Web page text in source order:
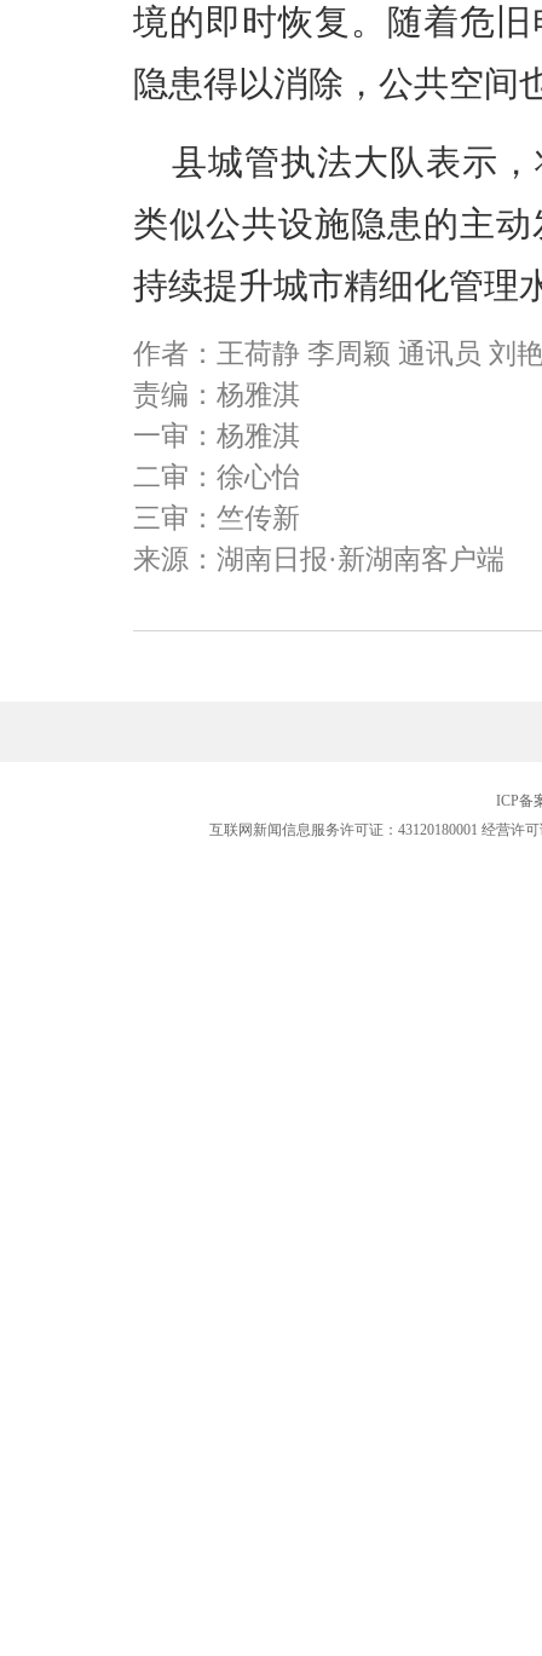
境的即时恢复。 随着危
隐患得以消除，公共空间
县城管执法大队表示
类似公共设施隐患的主
持续提升城市精细化管理
作者：王荷静 李周颖 通讯员 刘
责编：杨雅淇
一审：杨雅淇
二审：徐心怡
三审：竺传新
来源：湖南日报·新湖南客户端
ICP备
互联网新闻信息服务许可证：43120180001 经营许可